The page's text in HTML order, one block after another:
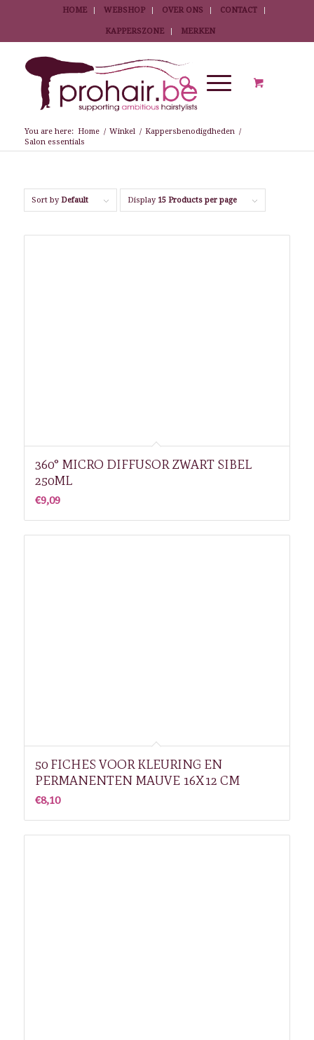
HOME WEBSHOP OVER ONS CONTACT
KAPPERSZONE MERKEN
You are here: Home / Winkel / Kappersbenodigdheden /
Salon essentials
Sort byDefault Display 15 Products per page
360° MICRO DIFFUSOR ZWART SIBEL
250ML
€9,09
50 FICHES VOOR KLEURING EN
PERMANENTEN MAUVE 16X12 CM
€8,10